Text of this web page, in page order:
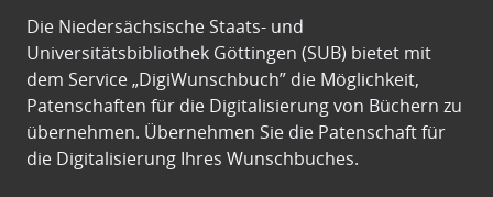
Die Niedersächsische Staats- und
Universitätsbibliothek Göttingen (SUB) bietet mit
dem Service „DigiWunschbuch” die Möglichkeit,
Patenschaften für die Digitalisierung von Büchern zu
übernehmen. Übernehmen Sie die Patenschaft für
die Digitalisierung Ihres Wunschbuches.